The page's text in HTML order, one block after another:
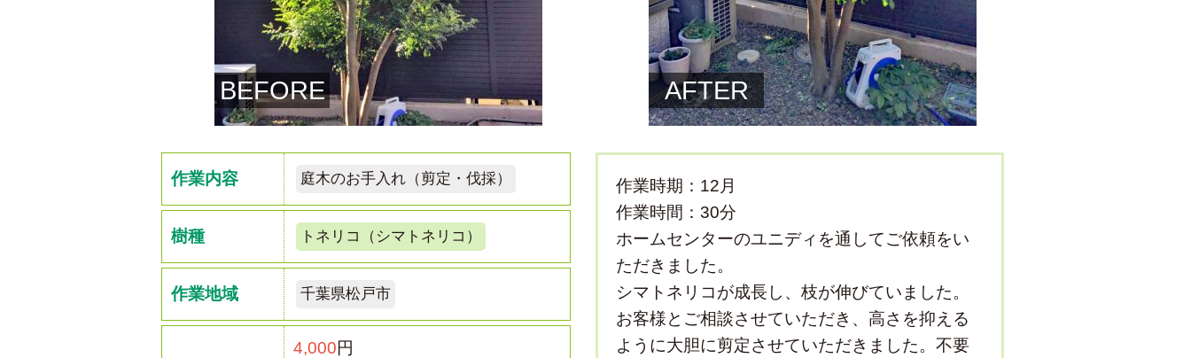
BEFORE AFTER
作業内容 庭木のお手入れ（剪定・伐採）
樹種 トネリコ（シマトネリコ）
作業地域 千葉県松戸市
4,000円
作業時期：12月
作業時間：30分
ホームセンターのユニディを通してご依頼をい
ただきました。
シマトネリコが成長し、枝が伸びていました。
お客様とご相談させていただき、高さを抑える
ように大胆に剪定させていただきました。不要